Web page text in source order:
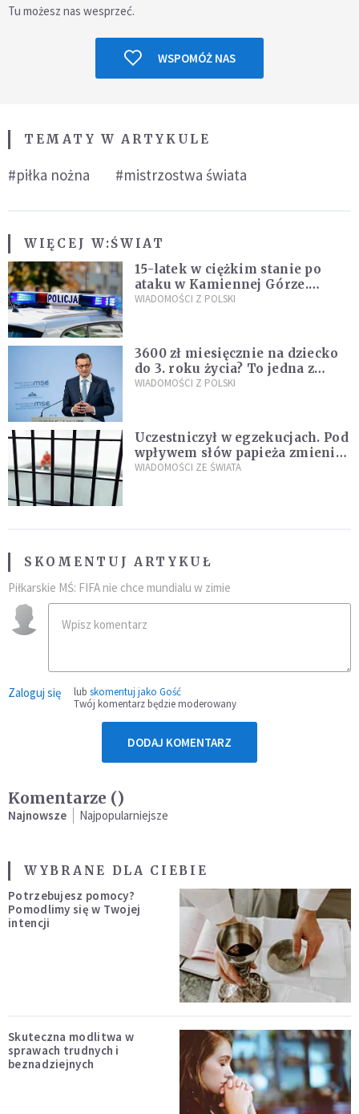
Tu możesz nas wesprzeć.
WSPOMÓŻ NAS
TEMATY W ARTYKULE
#piłka nożna #mistrzostwa świata
WIĘCEJ W:ŚWIAT
15-latek w ciężkim stanie po
ataku w Kamiennej Górze.
Policja zatrzymała dwóch
WIADOMOŚCI Z POLSKI
3600 zł miesięcznie na dziecko
do 3. roku życia? To jedna z
propozycji programu "Rozwój
WIADOMOŚCI Z POLSKI
Uczestniczył w egzekucjach. Pod
wpływem słów papieża zmienił
zdanie
WIADOMOŚCI ZE ŚWIATA
SKOMENTUJ ARTYKUŁ
Piłkarskie MŚ: FIFA nie chce mundialu w zimie
Zaloguj się lub skomentuj jako Gość
Twój komentarz będzie moderowany
DODAJ KOMENTARZ
Komentarze ()
Najnowsze Najpopularniejsze
WYBRANE DLA CIEBIE
Potrzebujesz pomocy?
Pomodlimy się w Twojej
intencji
Skuteczna modlitwa w
sprawach trudnych i
beznadziejnych